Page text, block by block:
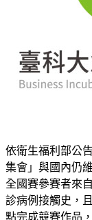
依衛生福利部公
集會」與國內仍
全國賽參賽者來
診病例接觸史，
點完成競賽作品